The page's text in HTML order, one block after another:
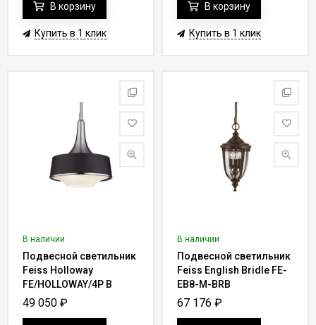
В корзину
Купить в 1 клик
В корзину
Купить в 1 клик
В наличии
Подвесной светильник
Feiss Holloway
FE/HOLLOWAY/4P B
49 050 ₽
В наличии
Подвесной светильник
Feiss English Bridle FE-
EB8-M-BRB
67 176 ₽